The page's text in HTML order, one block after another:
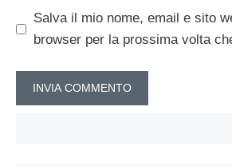
Salva il mio nome, email e sito
browser per la prossima volta